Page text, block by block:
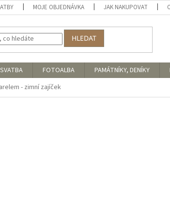
MOJE OBJEDNÁVKA JAK NAKUPOVAT
HLEDAT
SVATBA FOTOALBA PAMÁTNÍKY, DENÍKY
- zimní zajíček